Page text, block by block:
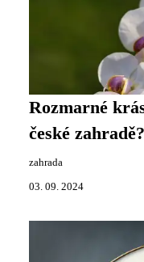
Rozmarné
české zahradě?
zahrada
03. 09. 2024